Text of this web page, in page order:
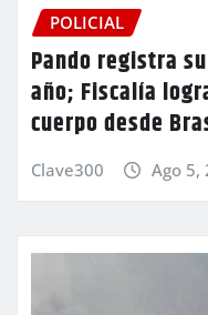
POLICIAL
Pando registra
año; Fiscalía
cuerpo desde
Clave300 Ago 5,